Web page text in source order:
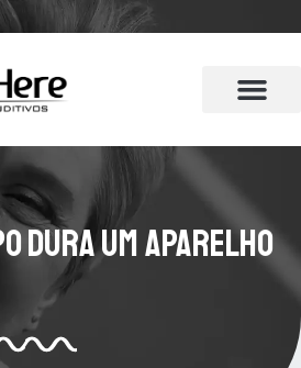
dura um aparelho